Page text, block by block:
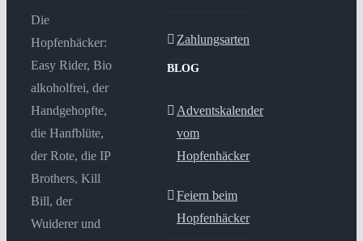
Die
Hopfenhäcker:
Easy Rider, Bio
alkoholfrei, der
Handgehopfte,
die Hanfblüte,
der Rote, die IP
Brothers, Kill
Bill, der
Wuiderer und
Zahlungsarten
BLOG
Adventskalender
vom
Hopfenhäcker
Feiern beim
Hopfenhäcker